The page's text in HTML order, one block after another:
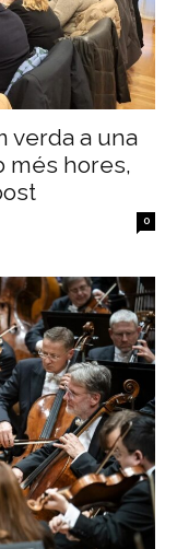
verda a una
més hores,
0